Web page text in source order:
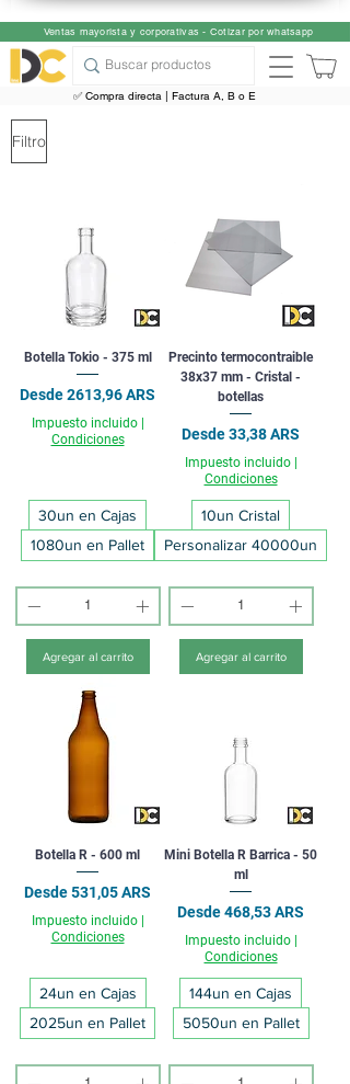
Ventas mayorista y corporativas - Cotizar por whatsapp
✅ Compra directa | Factura A, B o E
Filtro
Botella Tokio - 375 ml
Desde2613,96 ARS
Precio de oferta
Impuesto incluido|
Condiciones
30un en Cajas
1080un en Pallet
Agregar al carrito
Precinto termocontraible
38x37 mm - Cristal -
botellas
Desde33,38 ARS
Precio de oferta
Impuesto incluido|
Condiciones
10un Cristal
Personalizar 40000un
Agregar al carrito
Botella R - 600 ml
Desde531,05 ARS
Precio de oferta
Impuesto incluido|
Condiciones
24un en Cajas
2025un en Pallet
Mini Botella R Barrica - 50
ml
Desde468,53 ARS
Precio de oferta
Impuesto incluido|
Condiciones
144un en Cajas
5050un en Pallet